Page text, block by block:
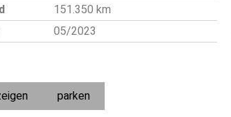
151.350 km
05/2023
parken